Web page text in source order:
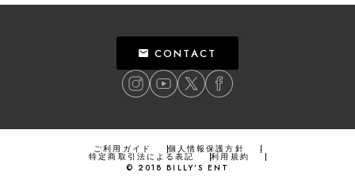
CONTACT
ご利用ガイド 個人情報保護方針
特定商取引法による表記
利用規約
© 2018 BILLY’S ENT